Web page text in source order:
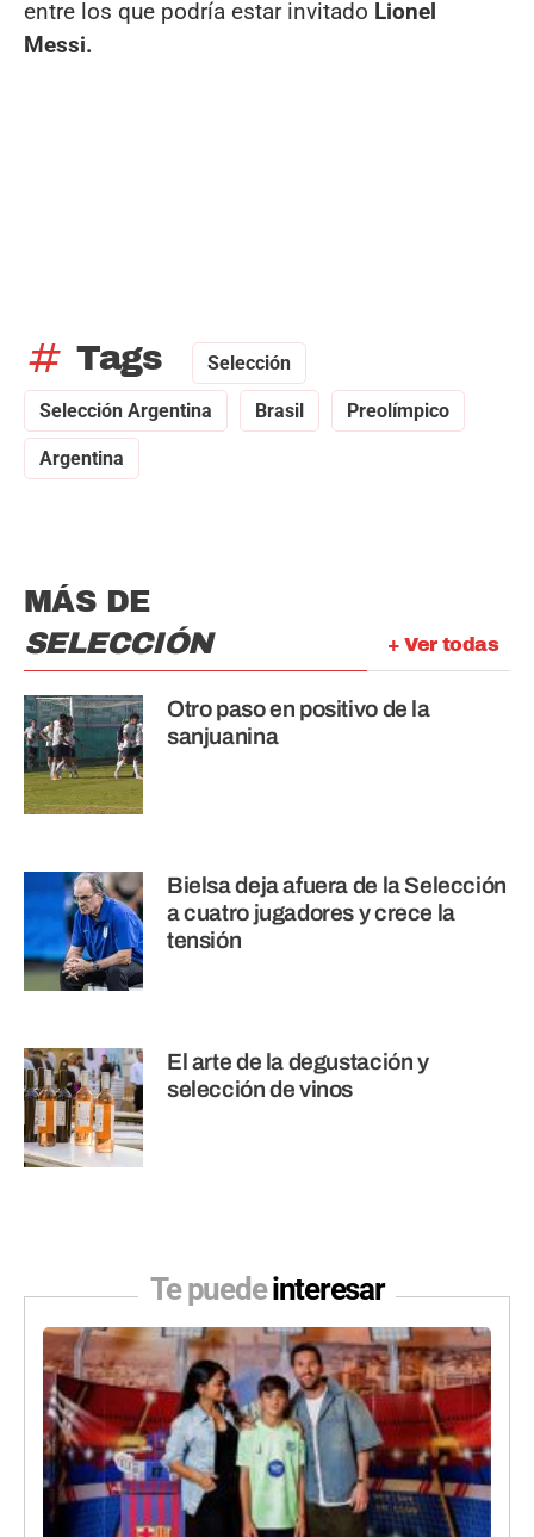
entre los que podría estar invitado Lionel
Messi.
tag Tags Selección
Selección Argentina Brasil Preolímpico
Argentina
+ Ver todas
MÁS DE
SELECCIÓN
Otro paso en positivo de la
sanjuanina
Bielsa deja afuera de la Selección
a cuatro jugadores y crece la
tensión
El arte de la degustación y
selección de vinos
Te puedeinteresar